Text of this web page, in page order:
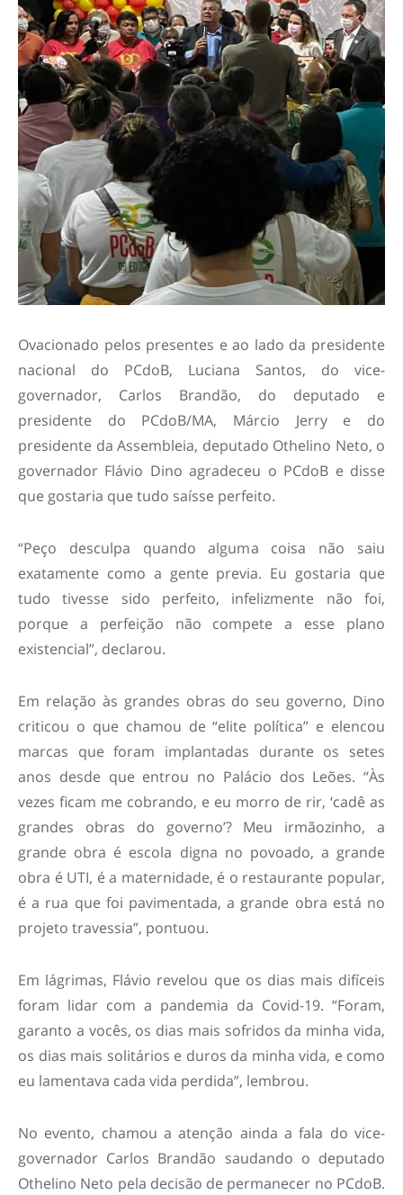
Ovacionado pelos presentes e ao lado da presidente
nacional do PCdoB, Luciana Santos, do vice-
governador, Carlos Brandão, do deputado e
presidente do PCdoB/MA, Márcio Jerry e do
presidente da Assembleia, deputado Othelino Neto, o
governador Flávio Dino agradeceu o PCdoB e disse
que gostaria que tudo saísse perfeito.
“Peço desculpa quando alguma coisa não saiu
exatamente como a gente previa. Eu gostaria que
tudo tivesse sido perfeito, infelizmente não foi,
porque a perfeição não compete a esse plano
existencial”, declarou.
Em relação às grandes obras do seu governo, Dino
criticou o que chamou de “elite política” e elencou
marcas que foram implantadas durante os setes
anos desde que entrou no Palácio dos Leões. “Às
vezes ficam me cobrando, e eu morro de rir, ‘cadê as
grandes obras do governo’? Meu irmãozinho, a
grande obra é escola digna no povoado, a grande
obra é UTI, é a maternidade, é o restaurante popular,
é a rua que foi pavimentada, a grande obra está no
projeto travessia”, pontuou.
Em lágrimas, Flávio revelou que os dias mais difíceis
foram lidar com a pandemia da Covid-19. “Foram,
garanto a vocês, os dias mais sofridos da minha vida,
os dias mais solitários e duros da minha vida, e como
eu lamentava cada vida perdida”, lembrou.
No evento, chamou a atenção ainda a fala do vice-
governador Carlos Brandão saudando o deputado
Othelino Neto pela decisão de permanecer no PCdoB.